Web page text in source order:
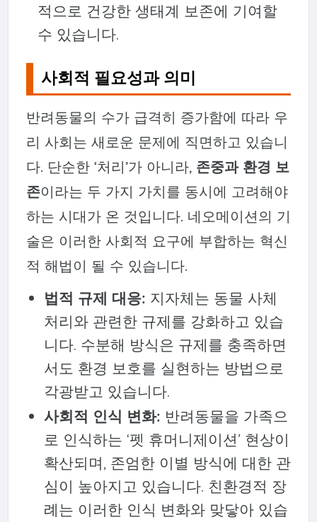
적으로 건강한 생태계 보존에 기여할
수 있습니다.
사회적 필요성과 의미
반려동물의 수가 급격히 증가함에 따라 우
리 사회는 새로운 문제에 직면하고 있습니
다. 단순한 ‘처리’가 아니라, 존중과 환경 보
존이라는 두 가지 가치를 동시에 고려해야
하는 시대가 온 것입니다. 네오메이션의 기
술은 이러한 사회적 요구에 부합하는 혁신
적 해법이 될 수 있습니다.
법적 규제 대응: 지자체는 동물 사체
처리와 관련한 규제를 강화하고 있습
니다. 수분해 방식은 규제를 충족하면
서도 환경 보호를 실현하는 방법으로
각광받고 있습니다.
사회적 인식 변화: 반려동물을 가족으
로 인식하는 ‘펫 휴머니제이션’ 현상이
확산되며, 존엄한 이별 방식에 대한 관
심이 높아지고 있습니다. 친환경적 장
례는 이러한 인식 변화와 맞닿아 있습